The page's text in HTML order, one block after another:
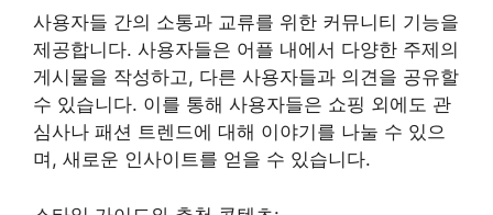
사용자들 간의 소통과 교류를 위한 커뮤니티 기능을
제공합니다. 사용자들은 어플 내에서 다양한 주제의
게시물을 작성하고, 다른 사용자들과 의견을 공유할
수 있습니다. 이를 통해 사용자들은 쇼핑 외에도 관
심사나 패션 트렌드에 대해 이야기를 나눌 수 있으
며, 새로운 인사이트를 얻을 수 있습니다.